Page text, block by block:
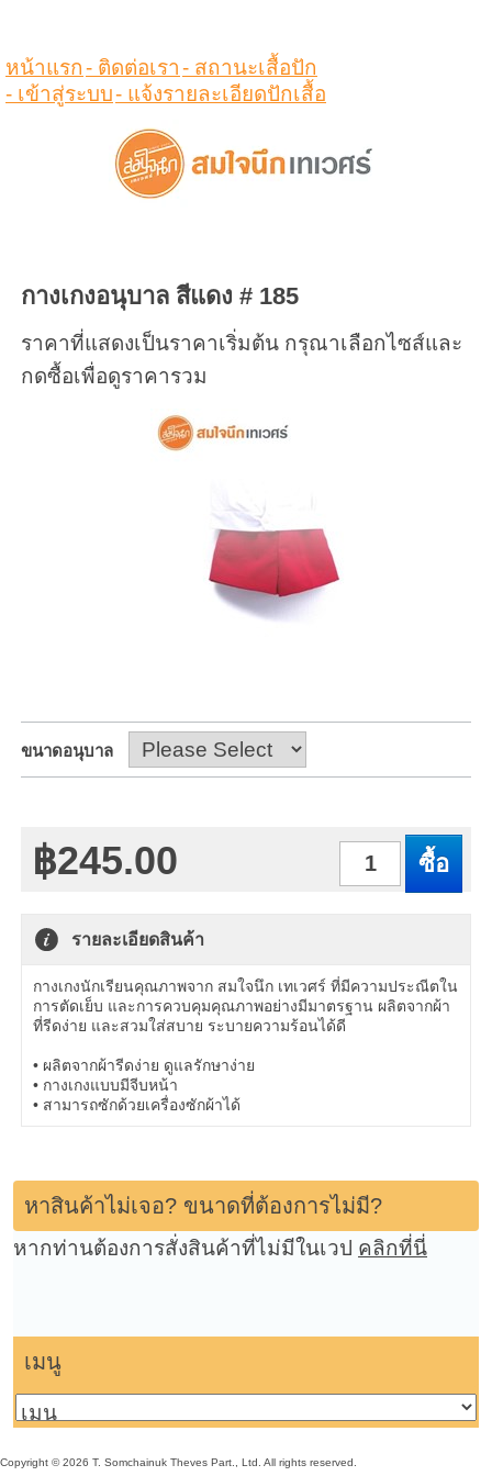
หน้าแรก- ติดต่อเรา- สถานะเสื้อปัก
- เข้าสู่ระบบ- แจ้งรายละเอียดปักเสื้อ
กางเกงอนุบาล สีแดง # 185
ราคาที่แสดงเป็นราคาเริ่มต้น กรุณาเลือกไซส์และ
กดซื้อเพื่อดูราคารวม
ขนาดอนุบาล
฿245.00
รายละเอียดสินค้า
กางเกงนักเรียนคุณภาพจาก สมใจนึก เทเวศร์ ที่มีความประณีตใน
การตัดเย็บ และการควบคุมคุณภาพอย่างมีมาตรฐาน ผลิตจากผ้า
ที่รีดง่าย และสวมใส่สบาย ระบายความร้อนได้ดี
• ผลิตจากผ้ารีดง่าย ดูแลรักษาง่าย
• กางเกงแบบมีจีบหน้า
• สามารถซักด้วยเครื่องซักผ้าได้
หาสินค้าไม่เจอ? ขนาดที่ต้องการไม่มี?
หากท่านต้องการสั่งสินค้าที่ไม่มีในเวป คลิกที่นี่
เมนู
Copyright © 2026 T. Somchainuk Theves Part., Ltd. All rights reserved.